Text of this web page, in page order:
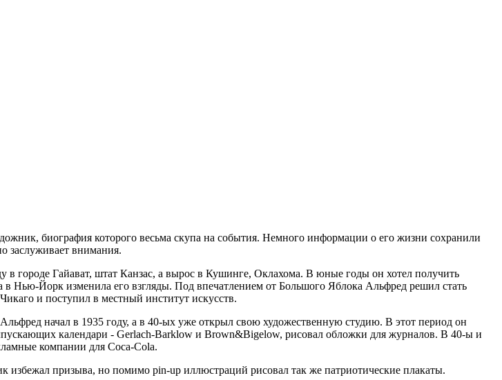
биография которого весьма скупа на события. Немного информации о его жизни сохранили
заслуживает внимания.
в городе Гайават, штат Канзас, а вырос в Кушинге, Оклахома. В юные годы он хотел получить
в Нью-Йорк изменила его взгляды. Под впечатлением от Большого Яблока Альфред решил стать
и поступил в местный институт искусств.
начал в 1935 году, а в 40-ых уже открыл свою художественную студию. В этот период он
календари - Gerlach-Barklow и Brown&Bigelow, рисовал обложки для журналов. В 40-ы и
компании для Coca-Cola.
призыва, но помимо pin-up иллюстраций рисовал так же патриотические плакаты.